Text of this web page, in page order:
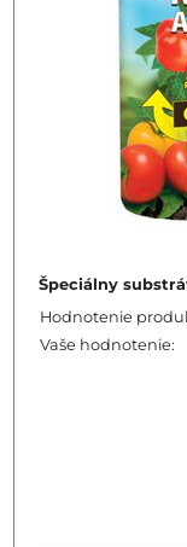
Špeciálny
Hodnotenie
Vaše hodnotenie: